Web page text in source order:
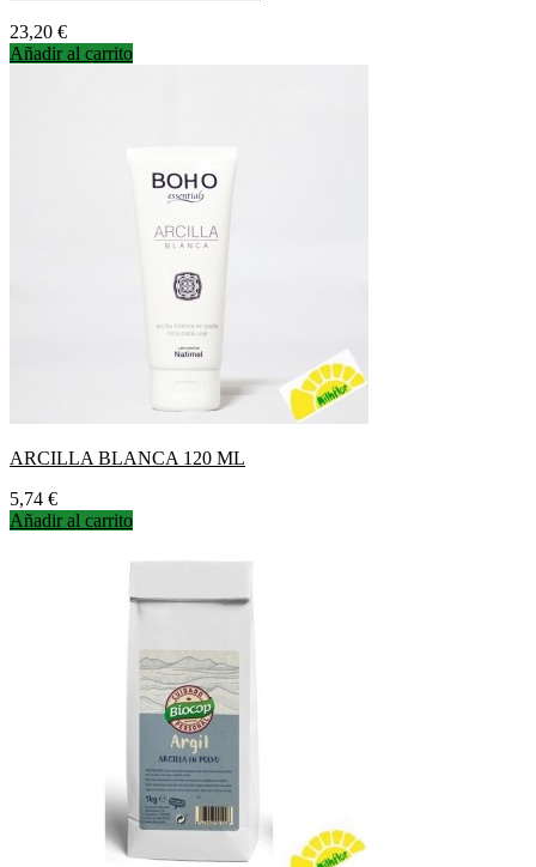
Precio
23,20 €
Añadir al carrito
ARCILLA BLANCA 120 ML
Precio
5,74 €
Añadir al carrito